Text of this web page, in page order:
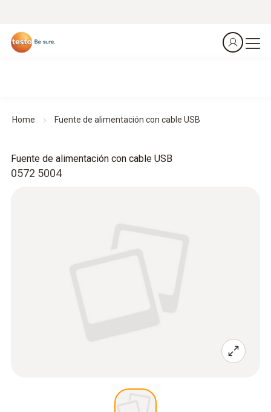
Home Fuente de alimentación con cable USB
0572 5004
Fuente de alimentación con cable USB